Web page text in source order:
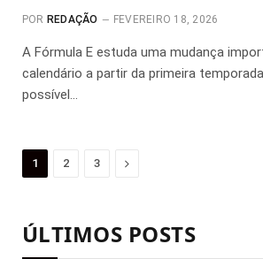
POR REDAÇÃO FEVEREIRO 18, 2026
A Fórmula E estuda uma mudança
calendário a partir da primeira
possível…
1 2 3 Proximo
ÚLTIMOS POSTS